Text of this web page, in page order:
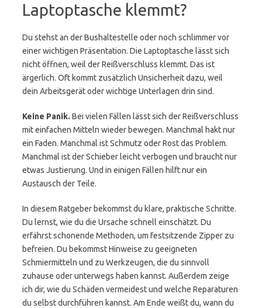
Laptoptasche klemmt?
Du stehst an der Bushaltestelle oder noch schlimmer vor
einer wichtigen Präsentation. Die Laptoptasche lässt sich
nicht öffnen, weil der Reißverschluss klemmt. Das ist
ärgerlich. Oft kommt zusätzlich Unsicherheit dazu, weil
dein Arbeitsgerät oder wichtige Unterlagen drin sind.
Keine Panik. Bei vielen Fällen lässt sich der Reißverschluss
mit einfachen Mitteln wieder bewegen. Manchmal hakt nur
ein Faden. Manchmal ist Schmutz oder Rost das Problem.
Manchmal ist der Schieber leicht verbogen und braucht nur
etwas Justierung. Und in einigen Fällen hilft nur ein
Austausch der Teile.
In diesem Ratgeber bekommst du klare, praktische Schritte.
Du lernst, wie du die Ursache schnell einschätzt. Du
erfährst schonende Methoden, um festsitzende Zipper zu
befreien. Du bekommst Hinweise zu geeigneten
Schmiermitteln und zu Werkzeugen, die du sinnvoll
zuhause oder unterwegs haben kannst. Außerdem zeige
ich dir, wie du Schäden vermeidest und welche Reparaturen
du selbst durchführen kannst. Am Ende weißt du, wann du